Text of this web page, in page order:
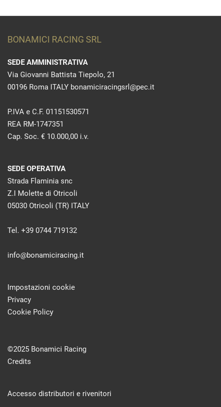
BONAMICI RACING SRL
SEDE AMMINISTRATIVA
Via Giovanni Battista Tiepolo, 21
00196 Roma ITALY bonamiciracingsrl@pec.it
P.IVA e C.F. 01151530571
REA RM-1747351
Cap. Soc. € 10.000,00 i.v.
SEDE OPERATIVA
Strada Flaminia snc
Z.I Molette di Otricoli
05030 Otricoli (TR) ITALY
Tel. +39 0744 719132
info@bonamiciracing.it
Impostazioni cookie
Privacy
Cookie Policy
©2025 Bonamici Racing
Credits
Accesso distributori e rivenitori